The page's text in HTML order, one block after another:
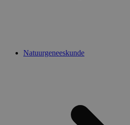
Natuurgeneeskunde